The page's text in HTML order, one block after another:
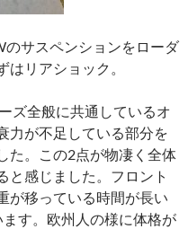
サスペンションをローダ
リアショック。
ズ全般に共通しているオ
力が不足している部分を
た。この2点が物凄く全体
と感じました。フロント
が移っている時間が長い
す。欧州人の様に体格が